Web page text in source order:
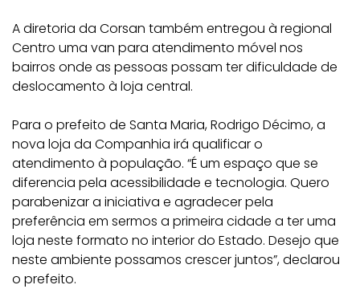
A diretoria da Corsan também entregou à regional
Centro uma van para atendimento móvel nos
bairros onde as pessoas possam ter dificuldade de
deslocamento à loja central.
Para o prefeito de Santa Maria, Rodrigo Décimo, a
nova loja da Companhia irá qualificar o
atendimento à população. “É um espaço que se
diferencia pela acessibilidade e tecnologia. Quero
parabenizar a iniciativa e agradecer pela
preferência em sermos a primeira cidade a ter uma
loja neste formato no interior do Estado. Desejo que
neste ambiente possamos crescer juntos”, declarou
o prefeito.